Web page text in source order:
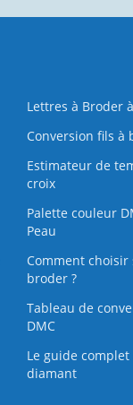
Lettres à Broder
Conversion fils à
Estimateur de
croix
Palette couleur
Peau
Comment choisir
broder ?
Tableau de
DMC
Le guide
diamant